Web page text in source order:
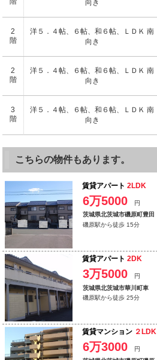
向き
2
階
洋５．４帖、６帖、和６帖、ＬＤＫ 南
向き
2
階
洋５．４帖、６帖、和６帖、ＬＤＫ 南
向き
3
階
洋５．４帖、６帖、和６帖、ＬＤＫ 南
向き
こちらの物件もあります。
賃貸アパート 2LDK
6万5000
円
茨城県北茨城市磯原町豊田
磯原駅から徒歩 15分
賃貸アパート 2DK
3万5000
円
茨城県北茨城市華川町車
磯原駅から徒歩 25分
賃貸マンション ２LDK
6万3000
円